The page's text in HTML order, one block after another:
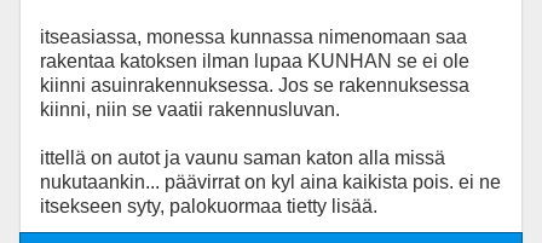
itseasiassa, monessa kunnassa nimenomaan saa
rakentaa katoksen ilman lupaa KUNHAN se ei ole
kiinni asuinrakennuksessa. Jos se rakennuksessa
kiinni, niin se vaatii rakennusluvan.
ittellä on autot ja vaunu saman katon alla missä
nukutaankin... päävirrat on kyl aina kaikista pois. ei ne
itsekseen syty, palokuormaa tietty lisää.